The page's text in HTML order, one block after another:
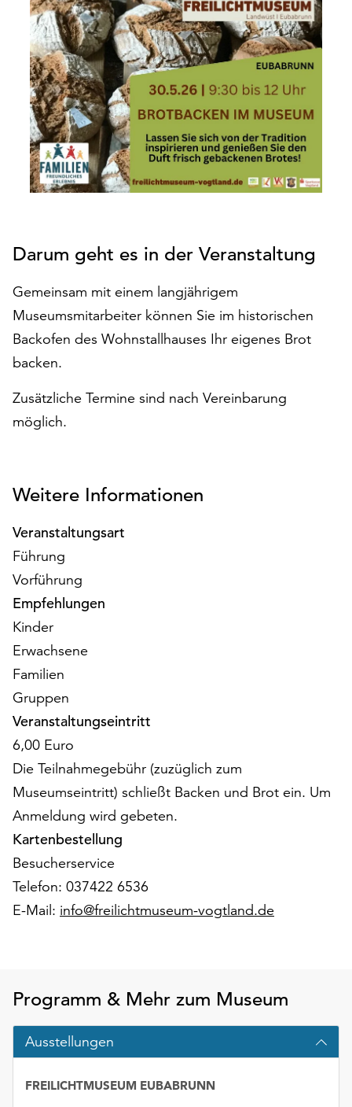
den
Betrieb
der
Seite
notwendig
sind
(funktionale
Cookies),
sowie
solche,
die
anonymen
Statistikzwecken
genutzt
werden.
Klicken
auf
akzeptieren“,
um
akzeptieren.
können
Ihr
Einverständnis
jederzeit
ändern
und
widerrufen.
Dafür
steht
Ihnen
am
Ende
der
Seite
die
Schaltfläche
„Cookie-
Einstellungen“
zur
Funktionale
Cookies
Einverständnis
ausgeführt.
Sie
Darum geht es in der Veranstaltung
Gemeinsam mit einem langjährigem
Museumsmitarbeiter können Sie im historischen
Backofen des Wohnstallhauses Ihr eigenes Brot
backen.
Zusätzliche Termine sind nach Vereinbarung
möglich.
Weitere Informationen
Veranstaltungsart
Führung
Vorführung
Empfehlungen
Kinder
Erwachsene
Familien
Gruppen
Veranstaltungseintritt
6,00 Euro
Die Teilnahmegebühr (zuzüglich zum
Museumseintritt) schließt Backen und Brot ein. Um
Anmeldung wird gebeten.
Kartenbestellung
Besucherservice
Telefon: 037422 6536
E-Mail: info@freilichtmuseum-vogtland.de
Programm & Mehr zum Museum
Ausstellungen
FREILICHTMUSEUM EUBABRUNN